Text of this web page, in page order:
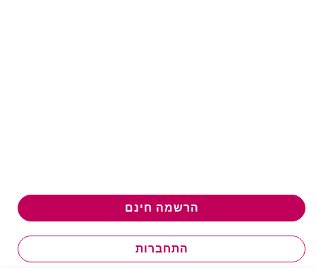
הרשמה חינם
התחברות